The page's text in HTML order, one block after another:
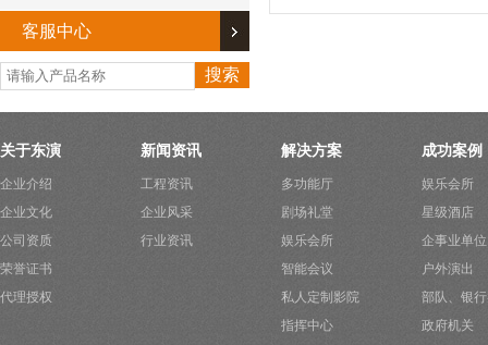
客服中心
关于东演
企业介绍
企业文化
公司资质
荣誉证书
代理授权
新闻资讯
工程资讯
企业风采
行业资讯
解决方案
多功能厅
剧场礼堂
娱乐会所
智能会议
私人定制影院
指挥中心
成功案例
娱乐会所
星级酒店
企事业单位
户外演出
部队、银
政府机关